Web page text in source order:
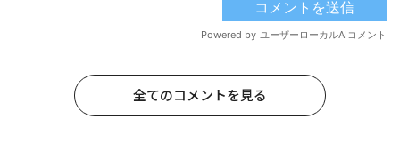
全てのコメントを見る